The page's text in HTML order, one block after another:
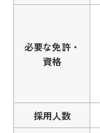
必要な免許・
資格
採用人数